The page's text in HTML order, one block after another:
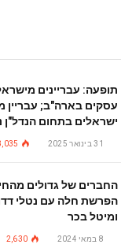
תופעה: עבריינים
עסקים בארה"ב; עבריין
ישראלים בתחום הנדל"ן
31 בינואר 2025
החברים של גדולים
הפרשת חלה עם נטלי
ומיטל בכר
8 במאי 2024 2,630